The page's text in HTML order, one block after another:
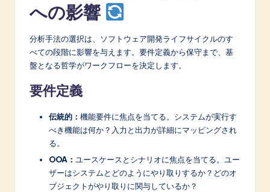
への影響
分析手法の選択は、ソフトウェア開発ライフサイクルのす
べての段階に影響を与えます。要件定義から保守まで、基
盤となる哲学がワークフローを決定します。
要件定義
伝統的： 機能要件に焦点を当てる。システムが実行す
べき機能は何か？入力と出力が詳細にマッピングされ
る。
OOA： ユースケースとシナリオに焦点を当てる。ユー
ザーはシステムとどのようにやり取りするか？どのオ
ブジェクトがやり取りに関与しているか？